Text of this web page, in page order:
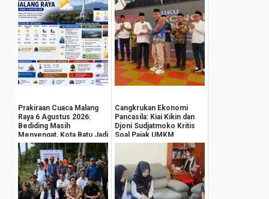
Prakiraan Cuaca Malang
Raya 6 Agustus 2026:
Bediding Masih
Menyengat, Kota Batu Jadi
yang Terdingin
Cangkrukan Ekonomi
Pancasila: Kiai Kikin dan
Djoni Sudjatmoko Kritis
Soal Pajak UMKM